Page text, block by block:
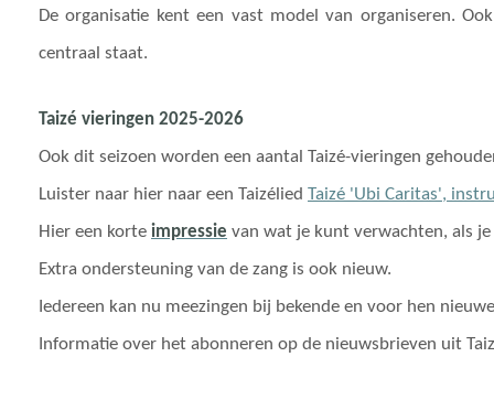
De organisatie kent een vast model van organiseren.
centraal staat.
Taizé vieringen 2025-2026
Ook dit seizoen worden een aantal Taizé-vieringen
Luister naar hier naar een Taizélied Taizé 'Ubi Caritas',
Hier een korte impressie van wat je kunt verwachten, als
Extra ondersteuning van de zang is ook nieuw.
Iedereen kan nu meezingen bij bekende en voor hen
Informatie over het abonneren op de nieuwsbrieven uit